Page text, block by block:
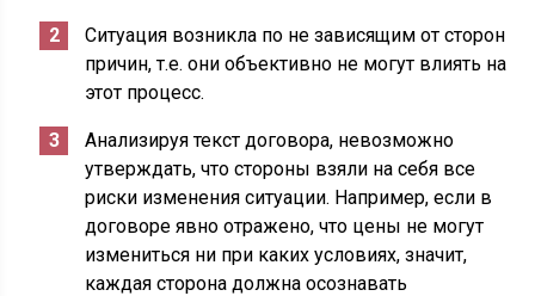
Ситуация возникла по не зависящим от сторон
причин, т.е. они объективно не могут влиять на
этот процесс.
Анализируя текст договора, невозможно
утверждать, что стороны взяли на себя все
риски изменения ситуации. Например, если в
договоре явно отражено, что цены не могут
измениться ни при каких условиях, значит,
каждая сторона должна осознавать